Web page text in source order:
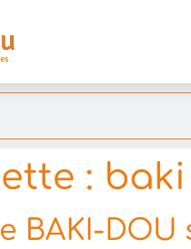
: baki
BAKI-